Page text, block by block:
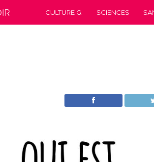
CULTURE G. SCIENCES